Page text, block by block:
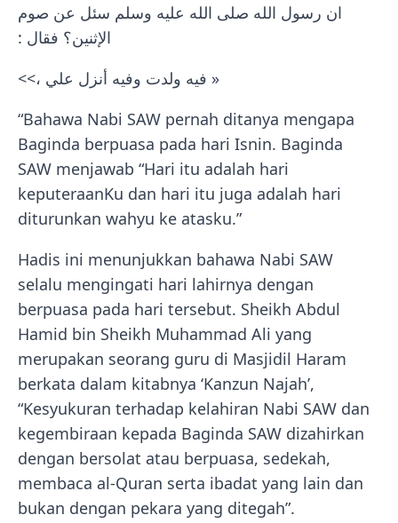
ان رسول الله صلى الله عليه وسلم سئل عن صوم
الإثنين؟ فقال :
« فيه ولدت وفيه أنزل علي ،>>
“Bahawa Nabi SAW pernah ditanya mengapa
Baginda berpuasa pada hari Isnin. Baginda
SAW menjawab “Hari itu adalah hari
keputeraanKu dan hari itu juga adalah hari
diturunkan wahyu ke atasku.”
Hadis ini menunjukkan bahawa Nabi SAW
selalu mengingati hari lahirnya dengan
berpuasa pada hari tersebut. Sheikh Abdul
Hamid bin Sheikh Muhammad Ali yang
merupakan seorang guru di Masjidil Haram
berkata dalam kitabnya ‘Kanzun Najah’,
“Kesyukuran terhadap kelahiran Nabi SAW dan
kegembiraan kepada Baginda SAW dizahirkan
dengan bersolat atau berpuasa, sedekah,
membaca al-Quran serta ibadat yang lain dan
bukan dengan pekara yang ditegah”.